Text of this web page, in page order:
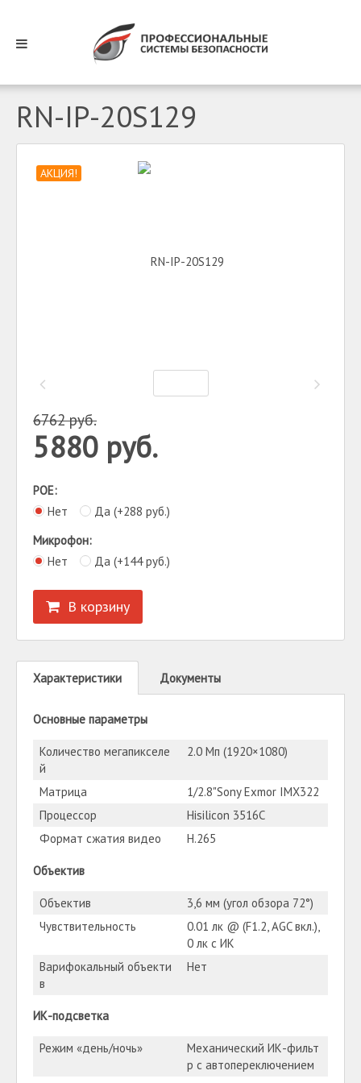
RN-IP-20S129
АКЦИЯ!
6762 руб.
5880 руб.
POE:
Нет
Да (+288 руб.)
Микрофон:
Нет
Да (+144 руб.)
В корзину
Характеристики Документы
Основные параметры
Количество мегапикселе
й
2.0 Мп (1920×1080)
Матрица
1/2.8"Sony Exmor IMX322
Процессор
Hisilicon 3516C
Формат сжатия видео
H.265
Объектив
Объектив
3,6 мм (угол обзора 72°)
Чувствительность
0.01 лк @ (F1.2, AGC вкл.),
0 лк с ИК
Варифокальный объекти
в
Нет
ИК-подсветка
Режим «день/ночь»
Механический ИК-фильт
р с автопереключением